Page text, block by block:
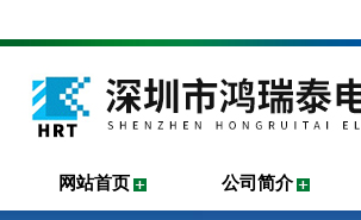
网站首页 公司简介